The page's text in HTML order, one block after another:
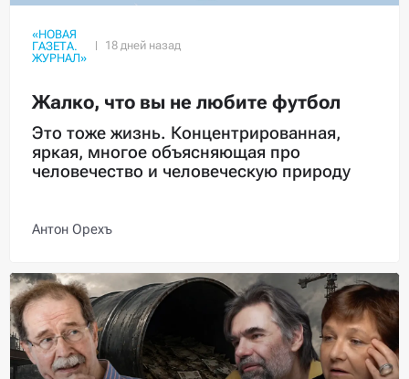
«НОВАЯ
ГАЗЕТА.
ЖУРНАЛ»
Жалко, что вы не любите футбол
Это тоже жизнь. Концентрированная,
яркая, многое объясняющая про
человечество и человеческую природу
Антон Орехъ